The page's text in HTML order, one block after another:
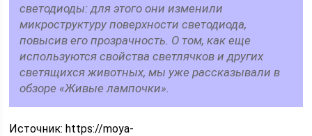
светодиоды: для этого они изменили
микроструктуру поверхности светодиода,
повысив его прозрачность. О том, как еще
используются свойства светлячков и других
светящихся животных, мы уже рассказывали в
обзоре «Живые лампочки».
Источник:https://moya-